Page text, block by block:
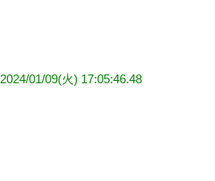
2024/01/09(火) 17:05:46.48